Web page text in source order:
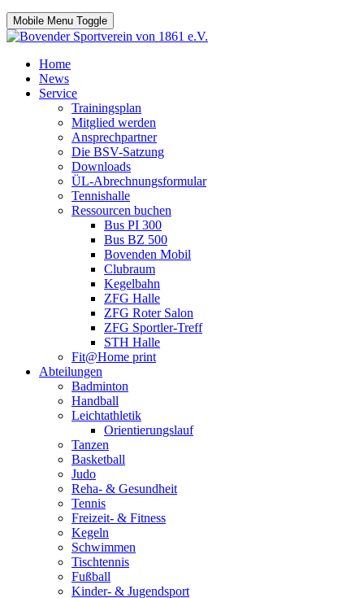
Mobile Menu Toggle
Home
News
Service
Trainingsplan
Mitglied werden
Ansprechpartner
Die BSV-Satzung
Downloads
ÜL-Abrechnungsformular
Tennishalle
Ressourcen buchen
Bus PI 300
Bus BZ 500
Bovenden Mobil
Clubraum
Kegelbahn
ZFG Halle
ZFG Roter Salon
ZFG Sportler-Treff
STH Halle
Fit@Home print
Abteilungen
Badminton
Handball
Leichtathletik
Orientierungslauf
Tanzen
Basketball
Judo
Reha- & Gesundheit
Tennis
Freizeit- & Fitness
Kegeln
Schwimmen
Tischtennis
Fußball
Kinder- & Jugendsport